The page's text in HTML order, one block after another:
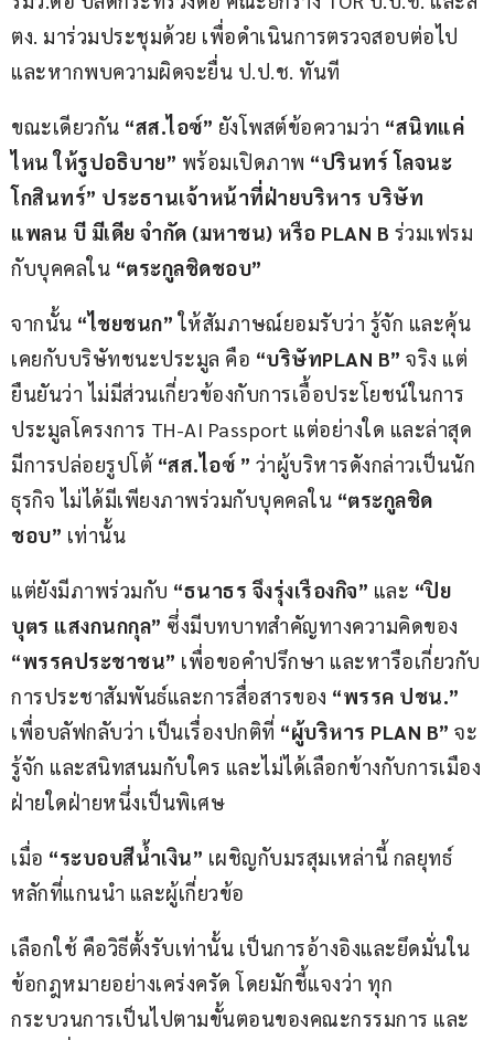
ตง. มาร่วมประชุมด้วย เพื่อดำเนินการตรวจสอบต่อไป
และหากพบความผิดจะยื่น ป.ป.ช. ทันที
ขณะเดียวกัน “สส.ไอซ์” ยังโพสต์ข้อความว่า “สนิทแค่
ไหน ให้รูปอธิบาย” พร้อมเปิดภาพ “ปรินทร์ โลจนะ
โกสินทร์” ประธานเจ้าหน้าที่ฝ่ายบริหาร บริษัท
แพลน บี มีเดีย จำกัด (มหาชน) หรือ PLAN B ร่วมเฟรม
กับบุคคลใน “ตระกูลชิดชอบ”
จากนั้น “ไชยชนก” ให้สัมภาษณ์ยอมรับว่า รู้จัก และคุ้น
เคยกับบริษัทชนะประมูล คือ “บริษัทPLAN B” จริง แต่
ยืนยันว่า ไม่มีส่วนเกี่ยวข้องกับการเอื้อประโยชน์ในการ
ประมูลโครงการ TH-AI Passport แต่อย่างใด และล่าสุด
มีการปล่อยรูปโต้ “สส.ไอซ์ ” ว่าผู้บริหารดังกล่าวเป็นนัก
ธุรกิจ ไม่ได้มีเพียงภาพร่วมกับบุคคลใน “ตระกูลชิด
ชอบ” เท่านั้น
แต่ยังมีภาพร่วมกับ “ธนาธร จึงรุ่งเรืองกิจ” และ “ปิย
บุตร แสงกนกกุล” ซึ่งมีบทบาทสำคัญทางความคิดของ
“พรรคประชาชน” เพื่อขอคำปรึกษา และหารือเกี่ยวกับ
การประชาสัมพันธ์และการสื่อสารของ “พรรค ปชน.”
เพื่อบลัฟกลับว่า เป็นเรื่องปกติที่ “ผู้บริหาร PLAN B” จะ
รู้จัก และสนิทสนมกับใคร และไม่ได้เลือกข้างกับการเมือง
ฝ่ายใดฝ่ายหนึ่งเป็นพิเศษ
เมื่อ “ระบอบสีน้ำเงิน” เผชิญกับมรสุมเหล่านี้ กลยุทธ์
หลักที่แกนนำ และผู้เกี่ยวข้อ
เลือกใช้ คือวิธีตั้งรับเท่านั้น เป็นการอ้างอิงและยึดมั่นใน
ข้อกฎหมายอย่างเคร่งครัด โดยมักชี้แจงว่า ทุก
กระบวนการเป็นไปตามขั้นตอนของคณะกรรมการ และ